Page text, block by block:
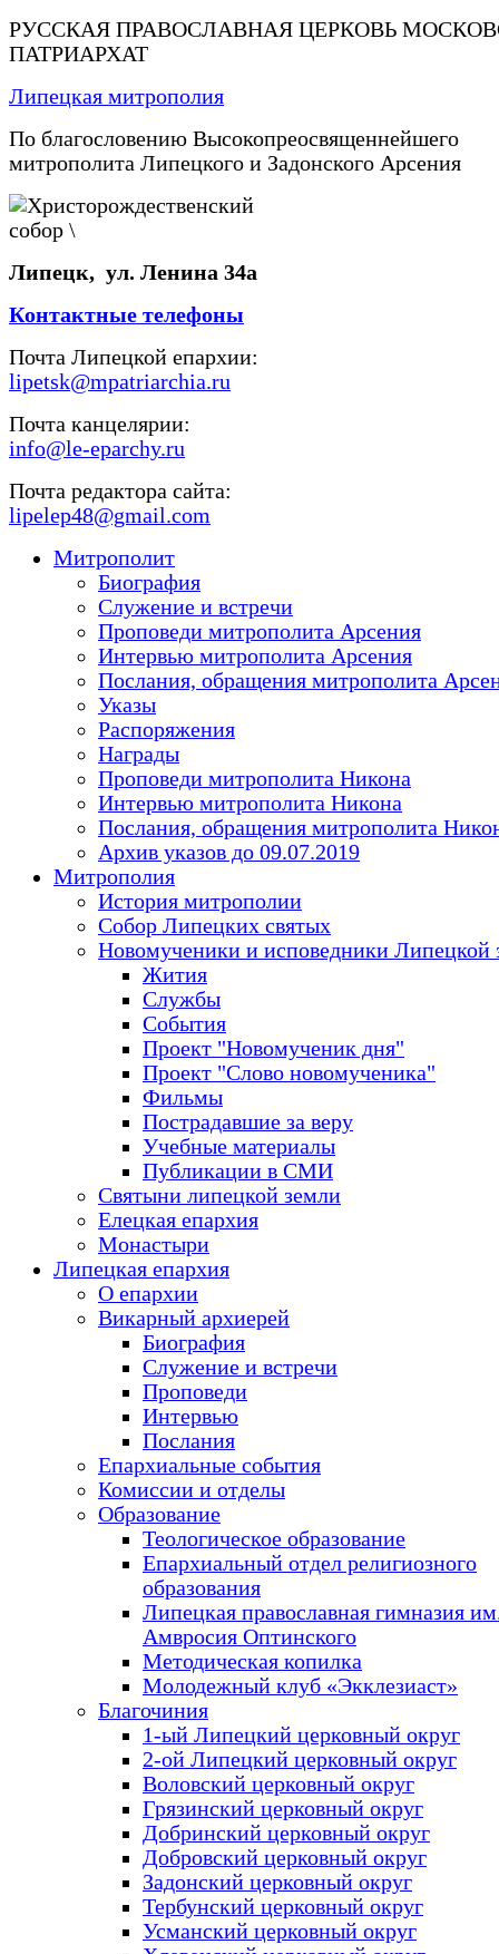
РУССКАЯ ПРАВОСЛАВНАЯ ЦЕРКОВЬ
ПАТРИАРХАТ
Липецкая митрополия
По благословению Высокопреосвященнейшего
митрополита Липецкого и Задонского Арсения
Липецк, ул. Ленина 34а
Контактные телефоны
Почта Липецкой епархии:
lipetsk@mpatriarchia.ru
Почта канцелярии:
info@le-eparchy.ru
Почта редактора сайта:
lipelep48@gmail.com
Митрополит
Биография
Служение и встречи
Проповеди митрополита Арсения
Интервью митрополита Арсения
Послания, обращения митрополита
Указы
Распоряжения
Награды
Проповеди митрополита Никона
Интервью митрополита Никона
Послания, обращения митрополита
Архив указов до 09.07.2019
Митрополия
История митрополии
Собор Липецких святых
Новомученики и исповедники Липецкой
Жития
Службы
События
Проект "Новомученик дня"
Проект "Слово новомученика"
Фильмы
Пострадавшие за веру
Учебные материалы
Публикации в СМИ
Святыни липецкой земли
Елецкая епархия
Монастыри
Липецкая епархия
О епархии
Викарный архиерей
Биография
Служение и встречи
Проповеди
Интервью
Послания
Епархиальные события
Комиссии и отделы
Образование
Теологическое образование
Епархиальный отдел религиозного
образования
Липецкая православная гимназия
Амвросия Оптинского
Методическая копилка
Молодежный клуб «Экклезиаст»
Благочиния
1-ый Липецкий церковный округ
2-ой Липецкий церковный округ
Воловский церковный округ
Грязинский церковный округ
Добринский церковный округ
Добровский церковный округ
Задонский церковный округ
Тербунский церковный округ
Усманский церковный округ